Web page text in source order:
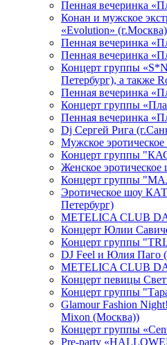
Пенная вечеринка
Конан и мужское
«Evolution» (г.Москва)
Пенная вечеринка
Пенная вечеринка
Концерт группы
Петербург), а также
Пенная вечеринка
Концерт группы
Пенная вечеринка
Dj Сергей Рига
Мужское
Концерт группы
Женское
Концерт группы
Эротическое шоу
Петербург)
METELICA CLUB
Концерт Юлии
Концерт группы
DJ Feel и Юлия Паго
METELICA CLUB
Концерт певицы
Концерт группы
Glamour Fashion
Mixon (Москва))
Концерт группы
Pre-party